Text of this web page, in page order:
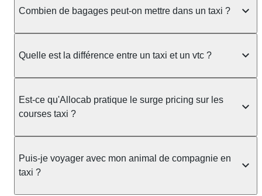
Combien de bagages peut-on mettre dans un taxi ?
taxi berline accueille en général jusqu'à 3 bagages
ou nombreux, précisez-le dans le champ "Message
au chauffeur" lors de la réservation. Le prix n'est
pas impacté par le nombre de bagages.
Quelle est la différence entre un taxi et un vtc ?
prendre en charge directement dans la rue, à une
station ou sur réservation, avec un tarif au
réservation et propose un prix fixe annoncé à
l'avance. Chez Allocab, réservez facilement votre
taxi.
Est-ce qu'Allocab pratique le surge pricing sur les
courses taxi ?
réglementation préfectorale et suit un barème
officiel : il protège des hausses liées à la demande.
Puis-je voyager avec mon animal de compagnie en
taxi ?